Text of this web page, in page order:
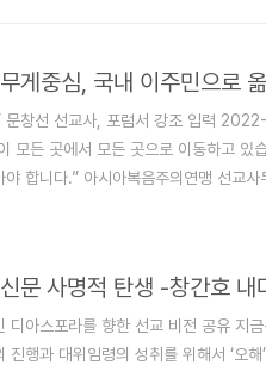
게중심, 국내 이주민으로
문창선 선교사, 포럼서 강조 입력
든 곳에서 모든 곳으로 이동하고 있
합니다.” 아시아복음주의연맹 선교
문 사명적 탄생 -창간호 내
아스포라를 향한 선교 비전 공유 지
행과 대위임령의 성취를 위해서 ‘오해